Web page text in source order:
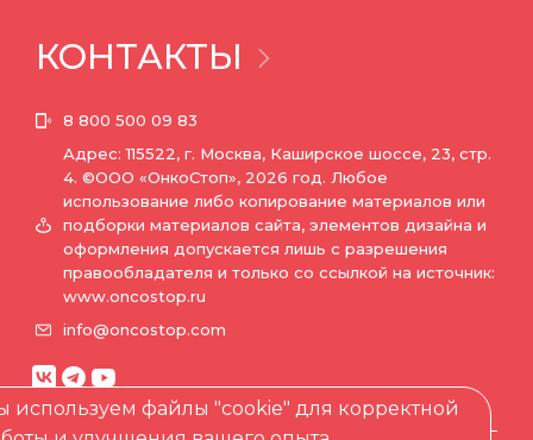
КОНТАКТЫ
8 800 500 09 83
Адрес: 115522, г. Москва, Каширское шоссе, 23, стр.
4. ©ООО «ОнкоСтоп», 2026 год. Любое
использование либо копирование материалов или
подборки материалов сайта, элементов дизайна и
оформления допускается лишь с разрешения
правообладателя и только со ссылкой на источник:
www.oncostop.ru
info@oncostop.com
используем файлы "cookie" для корректной